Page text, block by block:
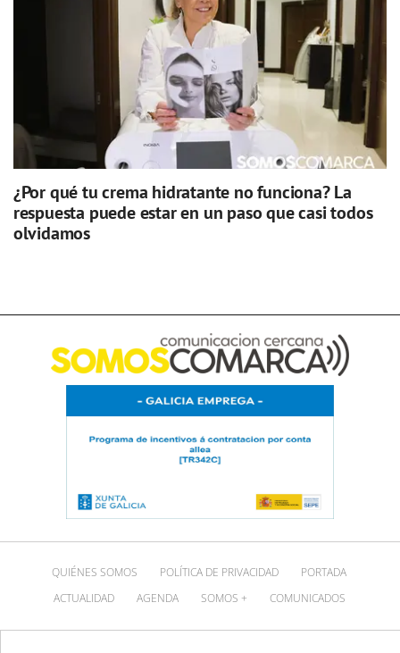
¿Por qué tu crema hidratante no funciona? La
respuesta puede estar en un paso que casi todos
olvidamos
QUIÉNES SOMOS POLÍTICA DE PRIVACIDAD
PORTADA
ACTUALIDAD
AGENDA SOMOS + COMUNICADOS